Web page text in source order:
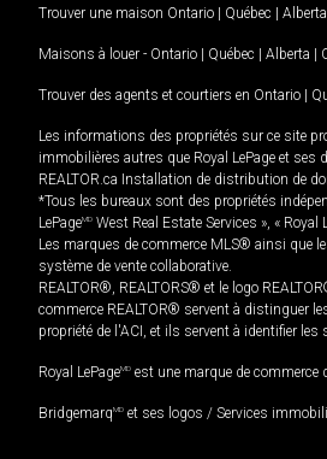
Trouver une maison Ontario | Québec | Alberta
Maisons à louer - Ontario | Québec | Alberta |
Trouver des agents et courtiers en Ontario |
Les informations des propriétés sur ce site
immobilières autres que Royal LePage et
REALTOR.ca Installation de distribution de
*Tous les bureaux sont des propriétés
LePageMD West Real Estate Services », « Royal
Les marques de commerce MLS® ainsi que
système de vente collaborative.
REALTOR®, REALTORS® et le logo
commerce REALTOR® servent à distinguer
propriété de l'ACI, et ils servent à identifier
Royal LePageMD est une marque de commerce
BridgemarqMD et ses logos / Services